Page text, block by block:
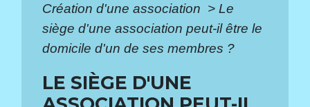
Création d'une association > Le
siège d'une association peut-il être le
domicile d'un de ses membres ?
LE SIÈGE D'UNE